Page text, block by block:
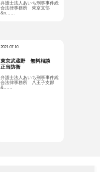
弁護士法人あいち刑事事件総
合法律事務所 東京支部
&n……
2021.07.10
東京武蔵野 無料相談
正当防衛
弁護士法人あいち刑事事件総
合法律事務所 八王子支部
&……